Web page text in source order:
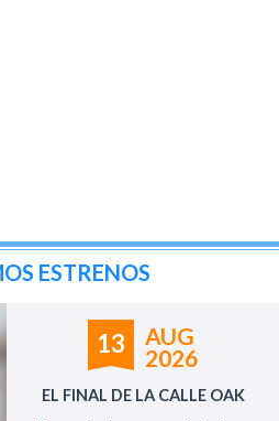
ESTRENOS
13
AUG
2026
EL FINAL DE LA CALLE OAK